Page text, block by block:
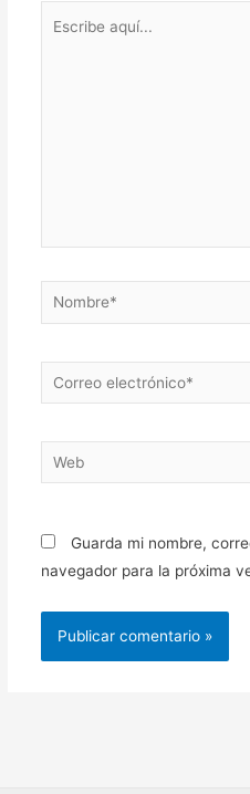
Nombre*
Correo
electrónico*
Web
Guarda mi nombre,
navegador para la próxima